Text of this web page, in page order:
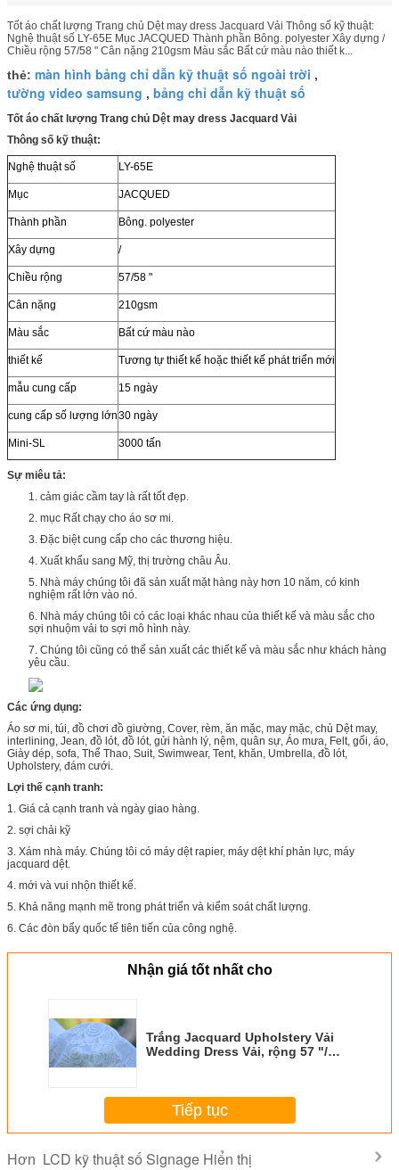
Tốt áo chất lượng Trang chủ Dệt may dress Jacquard Vải Thông số kỹ thuật:
Nghệ thuật số LY-65E Mục JACQUED Thành phần Bông. polyester Xây dựng /
Chiều rộng 57/58 " Cân nặng 210gsm Màu sắc Bất cứ màu nào thiết k...
thẻ: màn hình bảng chỉ dẫn kỹ thuật số ngoài trời ,
tường video samsung , bảng chỉ dẫn kỹ thuật số
Tốt áo chất lượng Trang chủ Dệt may dress Jacquard Vải
Thông số kỹ thuật:
Nghệ thuật số LY-65E
Mục JACQUED
Thành phần Bông. polyester
Xây dựng /
Chiều rộng 57/58 "
Cân nặng 210gsm
Màu sắc Bất cứ màu nào
thiết kế Tương tự thiết kế hoặc thiết kế phát triển mới
mẫu cung cấp 15 ngày
cung cấp số lượng lớn30 ngày
Mini-SL 3000 tấn
Sự miêu tả:
1. cảm giác cầm tay là rất tốt đẹp.
2. mục Rất chạy cho áo sơ mi.
3. Đặc biệt cung cấp cho các thương hiệu.
4. Xuất khẩu sang Mỹ, thị trường châu Âu.
5. Nhà máy chúng tôi đã sản xuất mặt hàng này hơn 10 năm, có kinh
nghiệm rất lớn vào nó.
6. Nhà máy chúng tôi có các loại khác nhau của thiết kế và màu sắc cho
sợi nhuộm vải to sợi mô hình này.
7. Chúng tôi cũng có thể sản xuất các thiết kế và màu sắc như khách hàng
yêu cầu.
Các ứng dụng:
Áo sơ mi, túi, đồ chơi đồ giường, Cover, rèm, ăn mặc, may mặc, chủ Dệt may,
interlining, Jean, đồ lót, đồ lót, gửi hành lý, nệm, quân sự, Áo mưa, Felt, gối, áo,
Giày dép, sofa, Thể Thao, Suit, Swimwear, Tent, khăn, Umbrella, đồ lót,
Upholstery, đám cưới.
Lợi thế cạnh tranh:
1. Giá cả cạnh tranh và ngày giao hàng.
2. sợi chải kỹ
3. Xám nhà máy. Chúng tôi có máy dệt rapier, máy dệt khí phản lực, máy
jacquard dệt.
4. mới và vui nhộn thiết kế.
5. Khả năng mạnh mẽ trong phát triển và kiểm soát chất lượng.
6. Các đòn bẩy quốc tế tiên tiến của công nghệ.
Nhận giá tốt nhất cho
Trắng Jacquard Upholstery Vải
Wedding Dress Vải, rộng 57 "/
Tiếp tục
Hơn LCD kỹ thuật số Signage Hiển thị